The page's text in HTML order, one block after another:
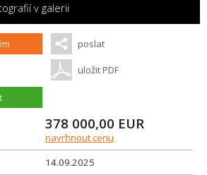
v galerii
poslat
uložit PDF
378 000,00 EUR
navrhnout cenu
14.09.2025